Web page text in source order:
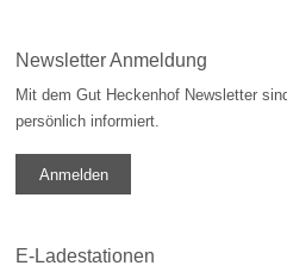
Newsletter Anmeldung
Mit dem Gut Heckenhof Newsletter
persönlich informiert.
Anmelden
E-Ladestationen